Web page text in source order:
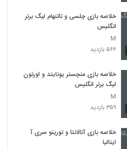
خلاصه بازی چلسی و تاتنهام لیگ برتر
انگلیس
M
۵۶۶ بازدید
خلاصه بازی منچستر یونایتد و اورتون
لیگ برتر انگلیس
M
۳۵۹ بازدید
خلاصه بازی آتالانتا و تورینو سری آ
ایتالیا